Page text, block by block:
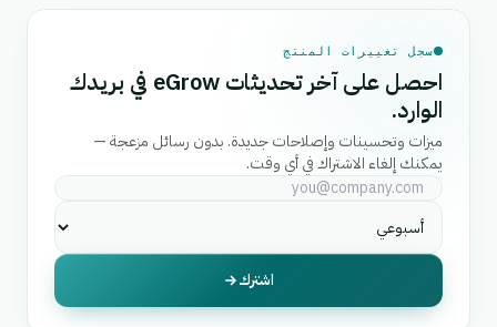
سجل تغييرات المنتج
احصل على آخر تحديثات eGrow في بريدك
الوارد.
ميزات وتحسينات وإصلاحات جديدة. بدون رسائل مزعجة —
يمكنك إلغاء الاشتراك في أي وقت.
اشترك